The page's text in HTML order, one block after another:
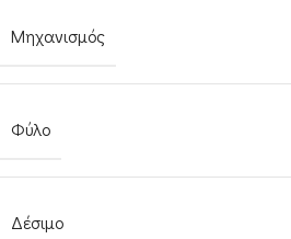
Μηχανισμός
Φύλο
Δέσιμο